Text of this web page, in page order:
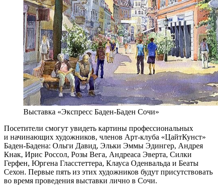
Выставка «Экспресс Баден-Баден Сочи»
Посетители смогут увидеть картины профессиональных
и начинающих художников, членов Арт-клуба «ЦайтКунст»
Баден-Бадена: Ольги Давид, Эльки Эммы Эдингер, Андрея
Кнак, Ирис Россол, Розы Вега, Андреасa Эвертa, Силки
Герфен, Юргена Гласстеттерa, Клаусa Оденвальдa и Беаты
Сехон. Первые пять из этих художников будут присутствовать
во время проведения выставки лично в Сочи.